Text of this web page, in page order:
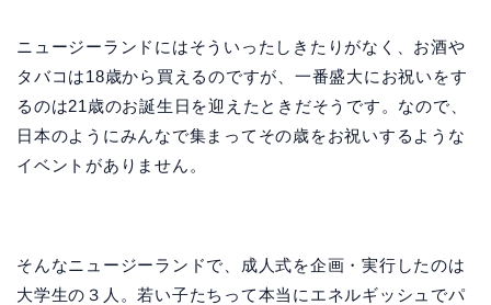
ニュージーランドにはそういったしきたりがなく、お酒や
タバコは18歳から買えるのですが、一番盛大にお祝いをす
るのは21歳のお誕生日を迎えたときだそうです。なので、
日本のようにみんなで集まってその歳をお祝いするような
イベントがありません。
そんなニュージーランドで、成人式を企画・実行したのは
大学生の３人。若い子たちって本当にエネルギッシュでパ